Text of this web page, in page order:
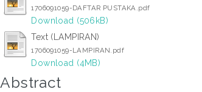
1706091059-DAFTAR PUSTAKA.pdf
Download (506kB)
Text (LAMPIRAN)
1706091059-LAMPIRAN.pdf
Download (4MB)
Abstract